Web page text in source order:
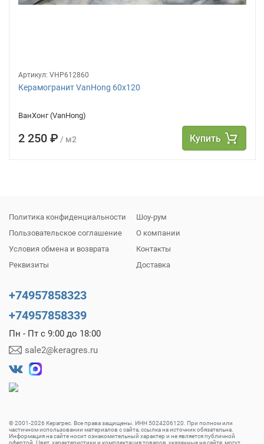
Артикул: VHP612860
Керамогранит VanHong 60х120
ВанХонг (VanHong)
2 250 ₽ / м2 Купить
+74957858323
+74957858339
Пн - Пт с 9:00 до 18:00
sale2@keragres.ru
Политика конфиденциальности
Пользовательское соглашение
Условия обмена и возврата
Реквизиты
Шоу-рум
О компании
Контакты
Доставка
© 2001-2026 Керагрес. Все права защищены. ИНН 5024206120. При полном или
частичном использовании материалов с сайта, ссылка на источник обязательна.
Информация на сайте носит ознакомительный характер и не является публичной
офертой. Цвет, характеристики и комплектация товаров, указанные на сайте, могут